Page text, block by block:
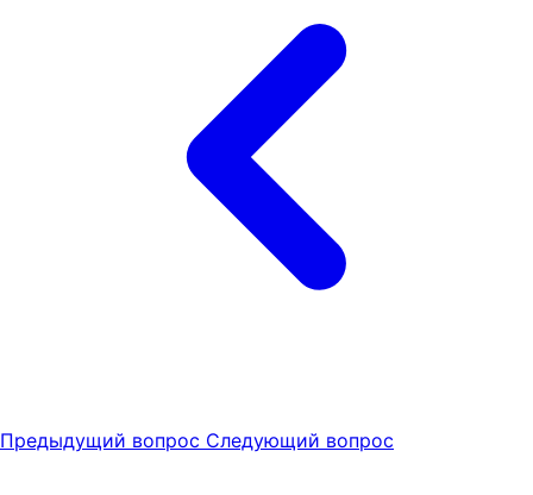
Предыдущий вопрос Следующий вопрос